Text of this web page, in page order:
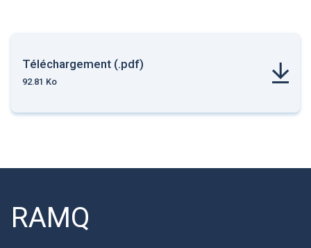
Téléchargement (.pdf)
92.81 Ko
RAMQ